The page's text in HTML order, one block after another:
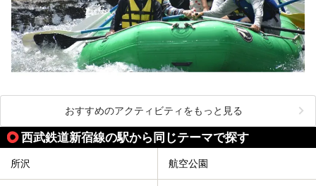
おすすめのアクティビティをもっと見る
西武鉄道新宿線の駅から同じテーマで探す
所沢 航空公園